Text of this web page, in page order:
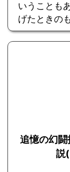
いうことも
げたときの
追憶の幻
説